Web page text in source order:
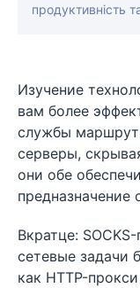
продуктивність
Изучение
вам более
службы
серверы,
они обе
предназначение
Вкратце:
сетевые задачи
как HTTP-